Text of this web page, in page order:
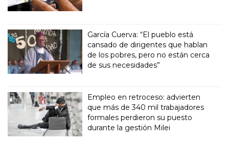
García Cuerva: “El pueblo está
cansado de dirigentes que hablan
de los pobres, pero no están cerca
de sus necesidades”
Empleo en retroceso: advierten
que más de 340 mil trabajadores
formales perdieron su puesto
durante la gestión Milei